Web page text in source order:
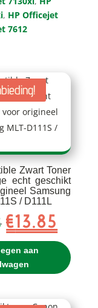
, HP Officejet
7612
Zwart Toner
echt geschikt
Samsung
/ D111L
Oorspronkelijke
prijs
was:
€15.85.
€13.85
prijs
is:
€13.85.
aan